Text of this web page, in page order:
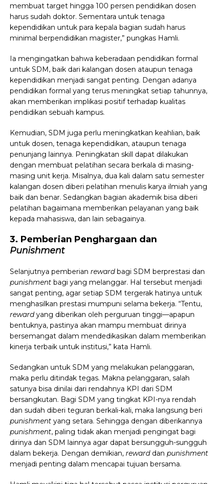
membuat target hingga 100 persen pendidikan dosen
harus sudah doktor. Sementara untuk tenaga
kependidikan untuk para kepala bagian sudah harus
minimal berpendidikan magister,” pungkas Hamli.
Ia mengingatkan bahwa keberadaan pendidikan formal
untuk SDM, baik dari kalangan dosen ataupun tenaga
kependidikan menjadi sangat penting. Dengan adanya
pendidikan formal yang terus meningkat setiap tahunnya,
akan memberikan implikasi positif terhadap kualitas
pendidikan sebuah kampus.
Kemudian, SDM juga perlu meningkatkan keahlian, baik
untuk dosen, tenaga kependidikan, ataupun tenaga
penunjang lainnya. Peningkatan skill dapat dilakukan
dengan membuat pelatihan secara berkala di masing-
masing unit kerja. Misalnya, dua kali dalam satu semester
kalangan dosen diberi pelatihan menulis karya ilmiah yang
baik dan benar. Sedangkan bagian akademik bisa diberi
pelatihan bagaimana memberikan pelayanan yang baik
kepada mahasiswa, dan lain sebagainya.
3. Pemberian Penghargaan dan
Punishment
Selanjutnya pemberian rewardbagi SDM berprestasi dan
punishment bagi yang melanggar. Hal tersebut menjadi
sangat penting, agar setiap SDM tergerak hatinya untuk
menghasilkan prestasi mumpuni selama bekerja. “Tentu,
rewardyang diberikan oleh perguruan tinggi—apapun
bentuknya, pastinya akan mampu membuat dirinya
bersemangat dalam mendedikasikan dalam memberikan
kinerja terbaik untuk institusi,” kata Hamli.
Sedangkan untuk SDM yang melakukan pelanggaran,
maka perlu ditindak tegas. Makna pelanggaran, salah
satunya bisa dinilai dari rendahnya KPI dari SDM
bersangkutan. Bagi SDM yang tingkat KPI-nya rendah
dan sudah diberi teguran berkali-kali, maka langsung beri
punishment yang setara. Sehingga dengan diberikannya
punishment, paling tidak akan menjadi pengingat bagi
dirinya dan SDM lainnya agar dapat bersungguh-sungguh
dalam bekerja. Dengan demikian, reward dan punishment
menjadi penting dalam mencapai tujuan bersama.